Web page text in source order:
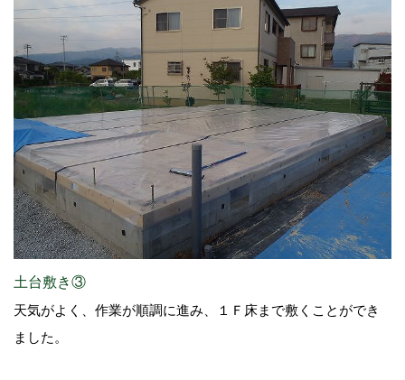
土台敷き③
天気がよく、作業が順調に進み、１Ｆ床まで敷くことができ
ました。